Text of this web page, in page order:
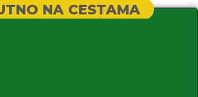
NA CESTAMA